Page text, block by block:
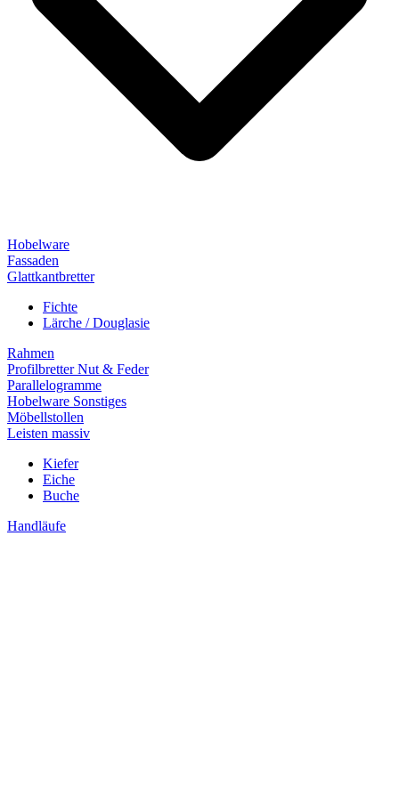
Hobelware
Fassaden
Glattkantbretter
Fichte
Lärche / Douglasie
Rahmen
Profilbretter Nut & Feder
Parallelogramme
Hobelware Sonstiges
Möbellstollen
Leisten massiv
Kiefer
Eiche
Buche
Handläufe